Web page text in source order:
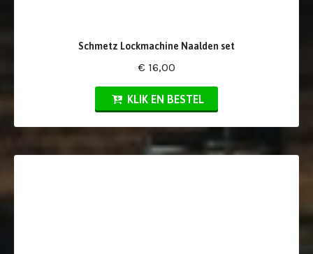
Schmetz Lockmachine Naalden set
€ 16,00
KLIK EN BESTEL